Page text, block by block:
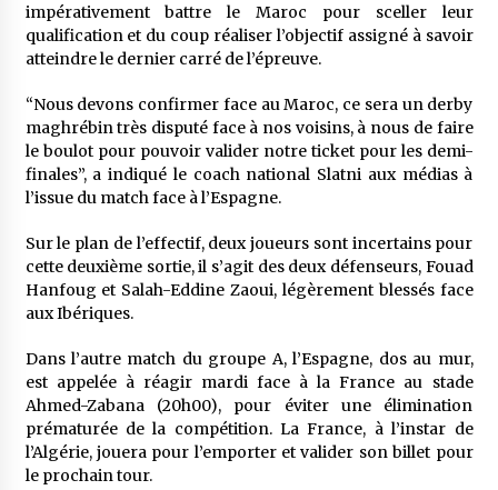
impérativement battre le Maroc pour sceller leur
qualification et du coup réaliser l’objectif assigné à savoir
atteindre le dernier carré de l’épreuve.
“Nous devons confirmer face au Maroc, ce sera un derby
maghrébin très disputé face à nos voisins, à nous de faire
le boulot pour pouvoir valider notre ticket pour les demi-
finales”, a indiqué le coach national Slatni aux médias à
l’issue du match face à l’Espagne.
Sur le plan de l’effectif, deux joueurs sont incertains pour
cette deuxième sortie, il s’agit des deux défenseurs, Fouad
Hanfoug et Salah-Eddine Zaoui, légèrement blessés face
aux Ibériques.
Dans l’autre match du groupe A, l’Espagne, dos au mur,
est appelée à réagir mardi face à la France au stade
Ahmed-Zabana (20h00), pour éviter une élimination
prématurée de la compétition. La France, à l’instar de
l’Algérie, jouera pour l’emporter et valider son billet pour
le prochain tour.